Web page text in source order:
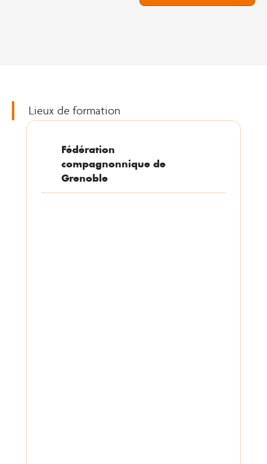
Lieux de formation
Fédération
compagnonnique de
Grenoble